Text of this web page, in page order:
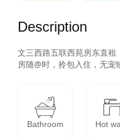
Description
文三西路五联西苑房东直
房随@时，拎包入住，无宠
Bathroom Hot